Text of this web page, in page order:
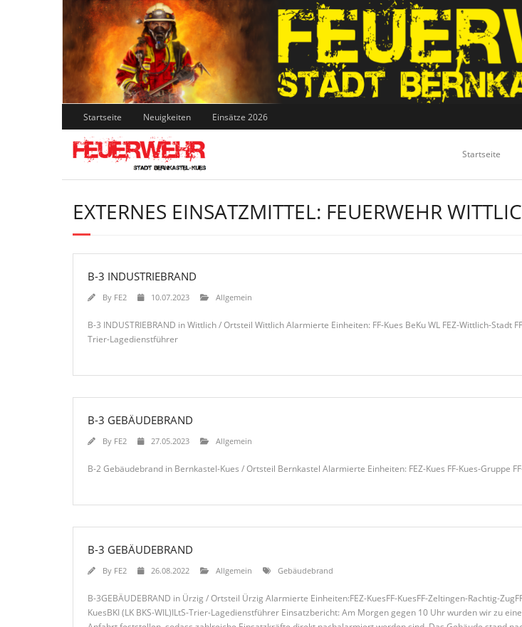
Skip
to
content
Startseite Neuigkeiten Einsätze 2026
Startseite
EXTERNES EINSATZMITTEL: FEUERWEHR
B-3 INDUSTRIEBRAND
By FE2 10.07.2023 Allgemein
B-3 INDUSTRIEBRAND in Wittlich / Ortsteil Wittlich Alarmierte Einheiten: FF-Kues BeKu WL FEZ-Wittlich-Stadt
Trier-Lagedienstführer
B-3 GEBÄUDEBRAND
By FE2 27.05.2023 Allgemein
B-2 Gebäudebrand in Bernkastel-Kues / Ortsteil Bernkastel Alarmierte Einheiten: FEZ-Kues FF-Kues-Gruppe
B-3 GEBÄUDEBRAND
By FE2 26.08.2022 Allgemein Gebäudebrand
B-3GEBÄUDEBRAND in Ürzig / Ortsteil Ürzig Alarmierte Einheiten:FEZ-KuesFF-KuesFF-Zeltingen-Rachtig-
KuesBKI (LK BKS-WIL)ILtS-Trier-Lagedienstführer Einsatzbericht: Am Morgen gegen 10 Uhr wurden wir zu